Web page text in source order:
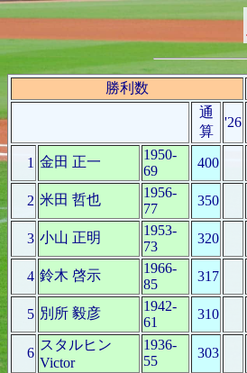
勝利数
通
算
'26
1 金田 正一
1950-
69
400
2 米田 哲也
1956-
77
350
3 小山 正明
1953-
73
320
4 鈴木 啓示
1966-
85
317
5 別所 毅彦
1942-
61
310
6
スタルヒン
Victor
1936-
55
303